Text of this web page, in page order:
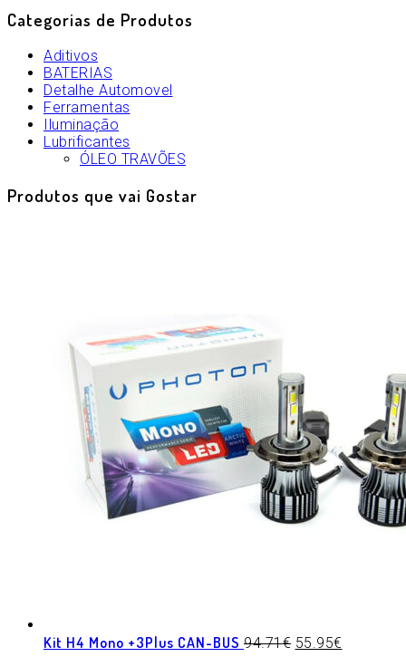
Categorias de Produtos
Aditivos
BATERIAS
Detalhe Automovel
Ferramentas
Iluminação
Lubrificantes
ÓLEO TRAVÕES
Produtos que vai Gostar
Kit H4 Mono +3Plus CAN-BUS 94.71€ 55.95€